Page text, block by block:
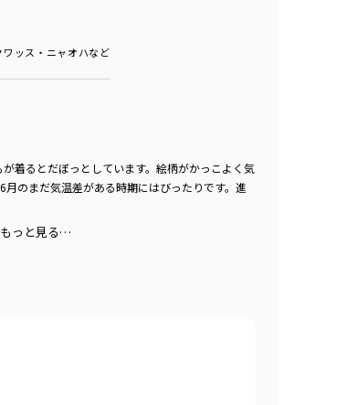
ッス・ニャオハなど
着るとだぼっとしています。絵柄がかっこよく気
のまだ気温差がある時期にはびったりです。進
もっと見る…